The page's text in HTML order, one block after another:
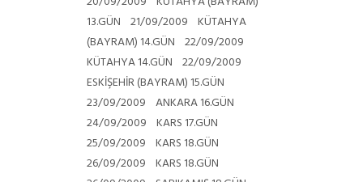
13.GÜN 21/09/2009 KÜTAHYA
(BAYRAM) 14.GÜN 22/09/2009
KÜTAHYA14.GÜN 22/09/2009
ESKİŞEHİR (BAYRAM) 15.GÜN
23/09/2009 ANKARA16.GÜN
24/09/2009 KARS 17.GÜN
25/09/2009 KARS 18.GÜN
26/09/2009 KARS 18.GÜN